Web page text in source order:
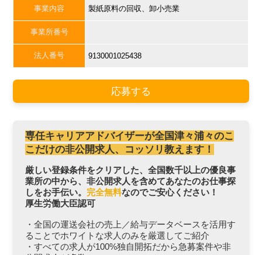
事業内容 製紙原料の回収、卸小売業
事業所番号
法人番号 9130001025438
応募する
専任キャリアアドバイザーが全国津々浦々のこ
こだけの非公開求人、コッソリ教えます！
厳しい登録条件をクリアした、全国数千以上の優良事
業所の中から、非公開求人を含めてあなたのお仕事探
しをお手伝い。 完全無料なのでご安心ください！
厚生労働大臣認可
・全国の運送会社の売上／給与データベースを活用す
ることでホワイトな求人のみを厳選してご紹介
・すべての求人が100%独自開拓だから急募案件や非